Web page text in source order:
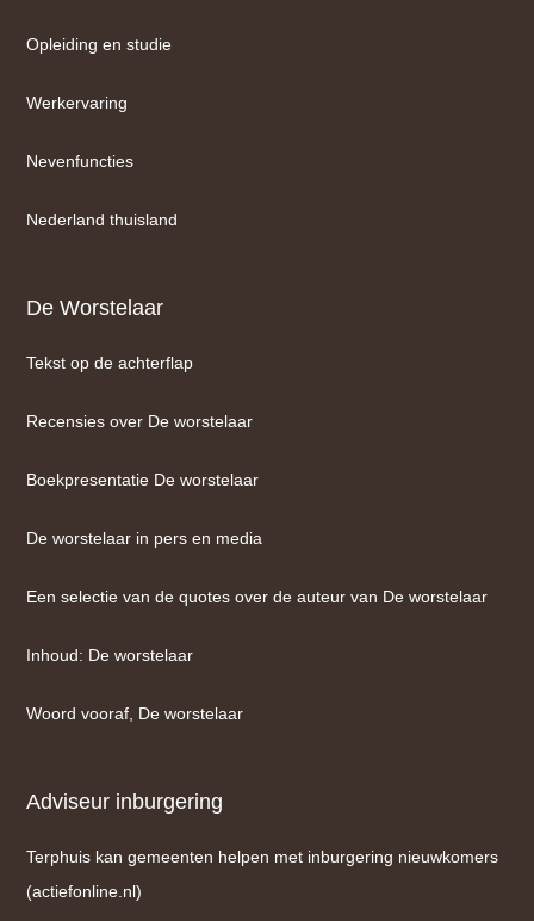
Opleiding en studie
Werkervaring
Nevenfuncties
Nederland thuisland
De Worstelaar
Tekst op de achterflap
Recensies over De worstelaar
Boekpresentatie De worstelaar
De worstelaar in pers en media
Een selectie van de quotes over de auteur van De worstelaar
Inhoud: De worstelaar
Woord vooraf, De worstelaar
Adviseur inburgering
Terphuis kan gemeenten helpen met inburgering nieuwkomers
(actiefonline.nl)